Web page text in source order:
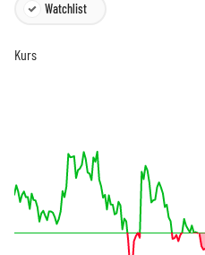
Watchlist
Kurs